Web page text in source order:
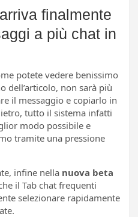
finalmente
a più chat in
potete vedere benissimo
dell’articolo, non sarà più
il messaggio e copiarlo in
tutto il sistema infatti
modo possibile e
tramite una pressione
infine nella nuova beta
il Tab chat frequenti
selezionare rapidamente